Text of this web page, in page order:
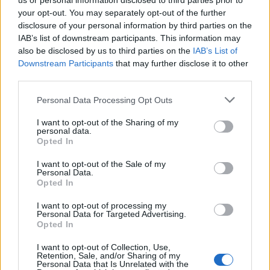
your opt-out. You may separately opt-out of the further
disclosure of your personal information by third parties on the
IAB’s list of downstream participants. This information may
also be disclosed by us to third parties on the IAB’s List of
Downstream Participants that may further disclose it to other
Personal Data Processing Opt Outs
I want to opt-out of the Sharing of my
personal data.
Opted In
I want to opt-out of the Sale of my
Personal Data.
Opted In
I want to opt-out of processing my
Personal Data for Targeted Advertising.
Opted In
I want to opt-out of Collection, Use,
Retention, Sale, and/or Sharing of my
Personal Data that Is Unrelated with the
MEDIA
Για Σένα - Νίκος Πουρσανίδης:
Θυσιάστηκε για άλλων αμαρτήματα
– Η τραγική μοίρα του Μιχάλη
Σταματίνα Τσιμτσιλή: «Πρέπει να
αφουγκράζεσαι τι θέλουν και τι
ψάχνουν οι τηλεθεατές»
Αντώνιος και Κλεοπάτρα: Αυτοτελή
επεισόδια και guest εμφανίσεις!
επεισόδια
ΟΛΕΣ ΟΙ ΕΙΔΗΣΕΙΣ
DPG NETWORK